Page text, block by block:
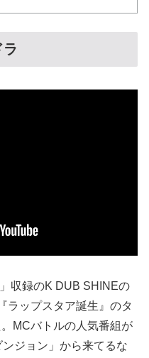
収録のK DUB SHINEの
ラップスタア誕生』のタ
MCバトルの人気番組が
ジョン」から来てるな